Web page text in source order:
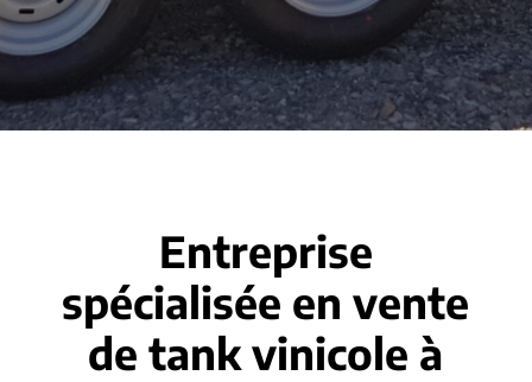
Entreprise
spécialisée en vente
de tank vinicole à